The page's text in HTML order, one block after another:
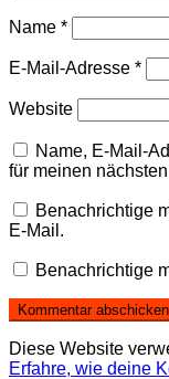
Name *
E-Mail-Adresse *
Website
Name, E-Mail-
für meinen
Benachrichtige
E-Mail.
Benachrichtige
Diese Website
Erfahre, wie deine